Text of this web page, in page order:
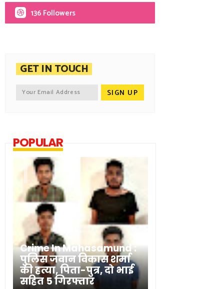
136 Followers
GET IN TOUCH
POPULAR
Crime In Mahasamund :
पुलिस जवान विकास शर्मा
की हत्या, पिता-पुत्र, दो भाई
सहित 5 गिरफ्तार